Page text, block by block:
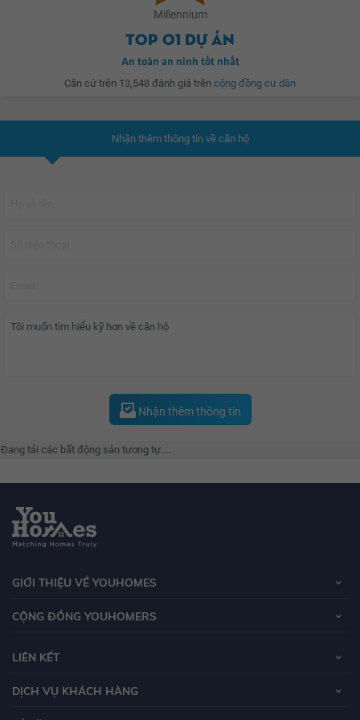
đồng thời mở ra một cuộc sống sang trọng, riêng tư bậc nhất dành riêng cho
những chủ nhân thành đạt xứng tầm.
Millennium
Top 01 dự án
An toàn an ninh tốt nhất
Căn cứ trên 13,548 đánh giá trên cộng đồng cư dân
Nhận thêm thông tin về căn hộ
Nhận thêm thông tin
tải các bất động sản tương tự....
GIỚI THIỆU VỀ YOUHOMES
CỘNG ĐỒNG YOUHOMERS
LIÊN KẾT
DỊCH VỤ KHÁCH HÀNG